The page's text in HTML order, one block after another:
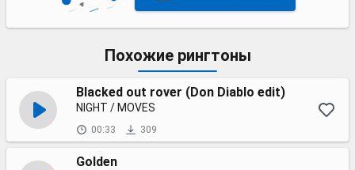
Похожие рингтоны
Blacked out rover (Don Diablo edit)
NIGHT / MOVES
00:33 309
Golden